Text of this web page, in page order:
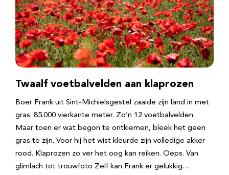
Twaalf voetbalvelden aan klaprozen
Boer Frank uit Sint-Michielsgestel zaaide zijn land in met
gras. 85.000 vierkante meter. Zo’n 12 voetbalvelden.
Maar toen er wat begon te ontkiemen, bleek het geen
gras te zijn. Voor hij het wist kleurde zijn volledige akker
rood. Klaprozen zo ver het oog kan reiken. Oeps. Van
glimlach tot trouwfoto Zelf kan Frank er gelukkig…